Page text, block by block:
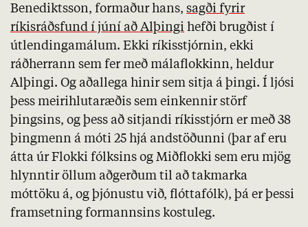
Benediktsson, formaður hans, sagði fyrir
ríkisráðsfund í júní að Alþingi hefði brugðist í
útlendingamálum. Ekki ríkisstjórnin, ekki
ráðherrann sem fer með málaflokkinn, heldur
Alþingi. Og aðallega hinir sem sitja á þingi. Í ljósi
þess meirihlutaræðis sem einkennir störf
þingsins, og þess að sitjandi ríkisstjórn er með 38
þingmenn á móti 25 hjá andstöðunni (þar af eru
átta úr Flokki fólksins og Miðflokki sem eru mjög
hlynntir öllum aðgerðum til að takmarka
móttöku á, og þjónustu við, flóttafólk), þá er þessi
framsetning formannsins kostuleg.